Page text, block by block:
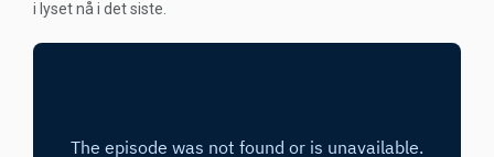
i lyset nå i det siste.